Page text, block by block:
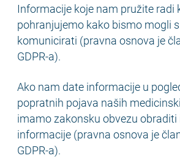
Informacije koje nam pružite radi
pohranjujemo kako bismo mogli
komunicirati (pravna osnova je
GDPR-a).
Ako nam date informacije u
popratnih pojava naših
imamo zakonsku obvezu
informacije (pravna osnova je
GDPR-a).